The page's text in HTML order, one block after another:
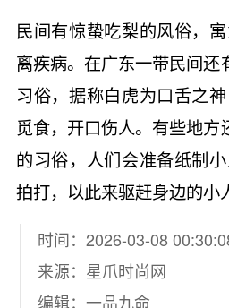
民间有惊蛰吃梨的风俗，
离疾病。在广东一带民间还
习俗，据称白虎为口舌之
觅食，开口伤人。有些地方
的习俗，人们会准备纸制
拍打，以此来驱赶身边的小
时间：2026-03-08
来源： 星爪时尚网
编辑：一品九命